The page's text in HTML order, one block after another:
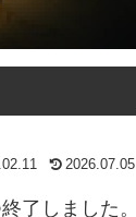
2026.07.05
了しました。